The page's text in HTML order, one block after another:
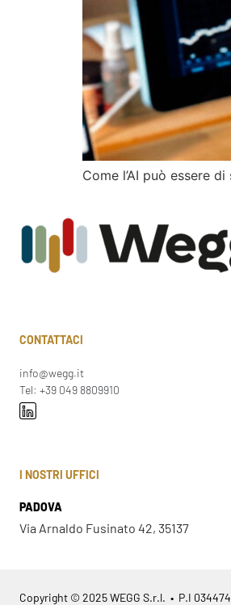
Come l’AI può essere
CONTATTACI
info@wegg.it
Tel: +39 049 8809910
I NOSTRI UFFICI
PADOVA
Via Arnaldo Fusinato 42, 35137
Copyright © 2025 WEGG S.r.l. • P.I